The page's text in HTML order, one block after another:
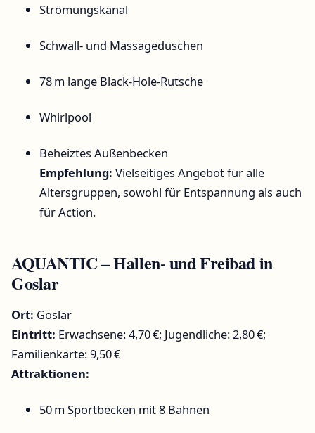
Strömungskanal
Schwall- und Massageduschen
78 m lange Black-Hole-Rutsche
Whirlpool
Beheiztes Außenbecken
Empfehlung: Vielseitiges Angebot für alle
Altersgruppen, sowohl für Entspannung als auch
für Action.
AQUANTIC – Hallen- und Freibad in
Goslar
Ort: Goslar
Eintritt: Erwachsene: 4,70 €; Jugendliche: 2,80 €;
Familienkarte: 9,50 €
Attraktionen:
50 m Sportbecken mit 8 Bahnen